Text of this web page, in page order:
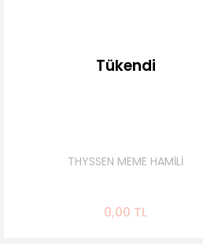
Tükendi
THYSSEN MEME HAMİLİ
0,00 TL